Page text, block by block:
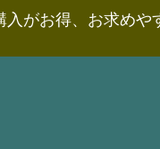
がお得、お求め